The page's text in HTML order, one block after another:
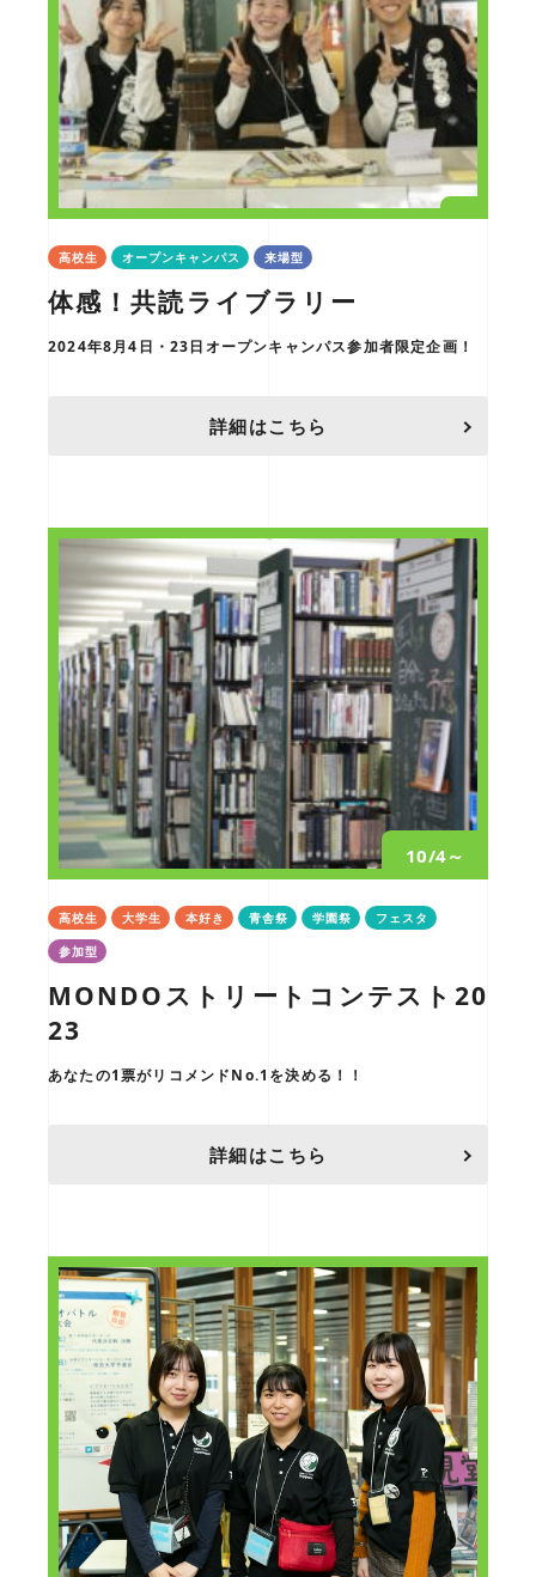
高校生 オープンキャンパス 来場型
体感！共読ライブラリー
2024年8月4日・23日オープンキャンパス参加者限定企画！
詳細はこちら
10/4～
高校生 大学生 本好き 青舎祭 学園祭
フェスタ
参加型
MONDOストリートコンテスト20
23
あなたの1票がリコメンドNo.1を決める！！
詳細はこちら